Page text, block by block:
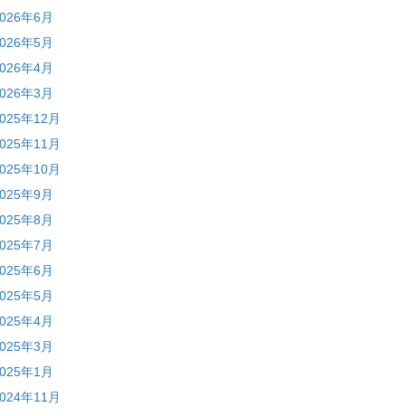
年6月
年5月
年4月
年3月
年12月
年11月
年10月
年9月
年8月
年7月
年6月
年5月
年4月
年3月
年1月
年11月